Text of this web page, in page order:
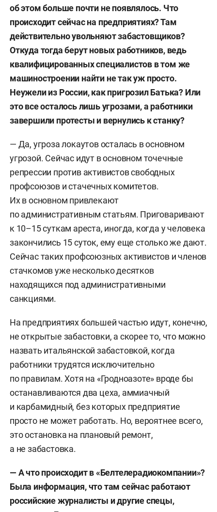
об этом больше почти не появлялось. Что
происходит сейчас на предприятиях? Там
действительно увольняют забастовщиков?
Откуда тогда берут новых работников, ведь
квалифицированных специалистов в том же
машиностроении найти не так уж просто.
Неужели из России, как пригрозил Батька? Или
это все осталось лишь угрозами, а работники
завершили протесты и вернулись к станку?
— Да, угроза локаутов осталась в основном
угрозой. Сейчас идут в основном точечные
репрессии против активистов свободных
профсоюзов и стачечных комитетов.
Их в основном привлекают
по административным статьям. Приговаривают
к 10–15 суткам ареста, иногда, когда у человека
закончились 15 суток, ему еще столько же дают.
Сейчас таких профсоюзных активистов и членов
стачкомов уже несколько десятков
находящихся под административными
санкциями.
На предприятиях большей частью идут, конечно,
не открытые забастовки, а скорее то, что можно
назвать итальянской забастовкой, когда
работники трудятся исключительно
по правилам. Хотя на «Гродноазоте» вроде бы
останавливаются два цеха, аммиачный
и карбамидный, без которых предприятие
просто не может работать. Но, вероятнее всего,
это остановка на плановый ремонт,
а не забастовка.
— А что происходит в «Белтелерадиокомпании»?
Была информация, что там сейчас работают
российские журналисты и другие спецы,